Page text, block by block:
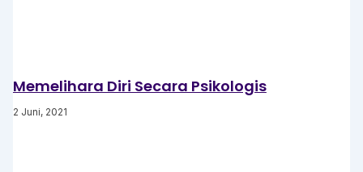
Memelihara Diri Secara Psikologis
2 Juni, 2021